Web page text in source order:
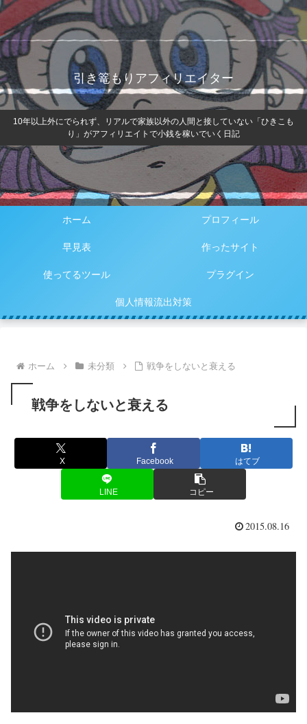
引き篭もりアフィリエイター
10年以上外にでられず、リアルで家族以外の人間と接していない「ひきこも
り」がアフィリエイトで小銭を稼いでいく日記
ホーム プロフィール
早見表 作ったサイト
使ってるツール プラグイン
個人情報流出対策
ホーム 未分類 戦争をしないと衰える
戦争をしないと衰える
X Facebook はてブ
LINE コピー
2015.08.16